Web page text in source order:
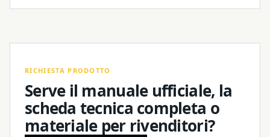
RICHIESTA PRODOTTO
Serve il manuale ufficiale, la
scheda tecnica completa o
materiale per rivenditori?